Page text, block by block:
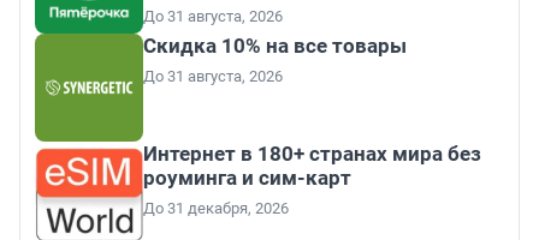
До 31 августа, 2026
Скидка 10% на все товары
До 31 августа, 2026
Интернет в 180+ странах мира без
роуминга и сим-карт
До 31 декабря, 2026